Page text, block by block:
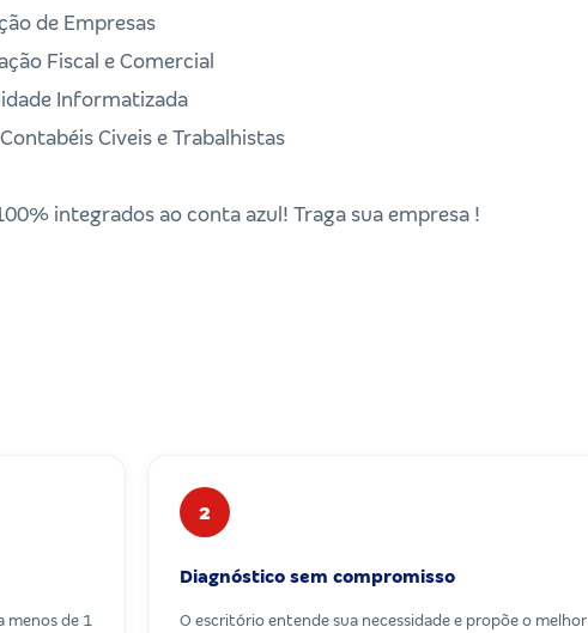
de Empresas
Fiscal e Comercial
Informatizada
Civeis e Trabalhistas
integrados ao conta azul! Traga sua empresa !
menos de 1
2
Diagnóstico sem compromisso
O escritório entende sua necessidade e propõe o melhor